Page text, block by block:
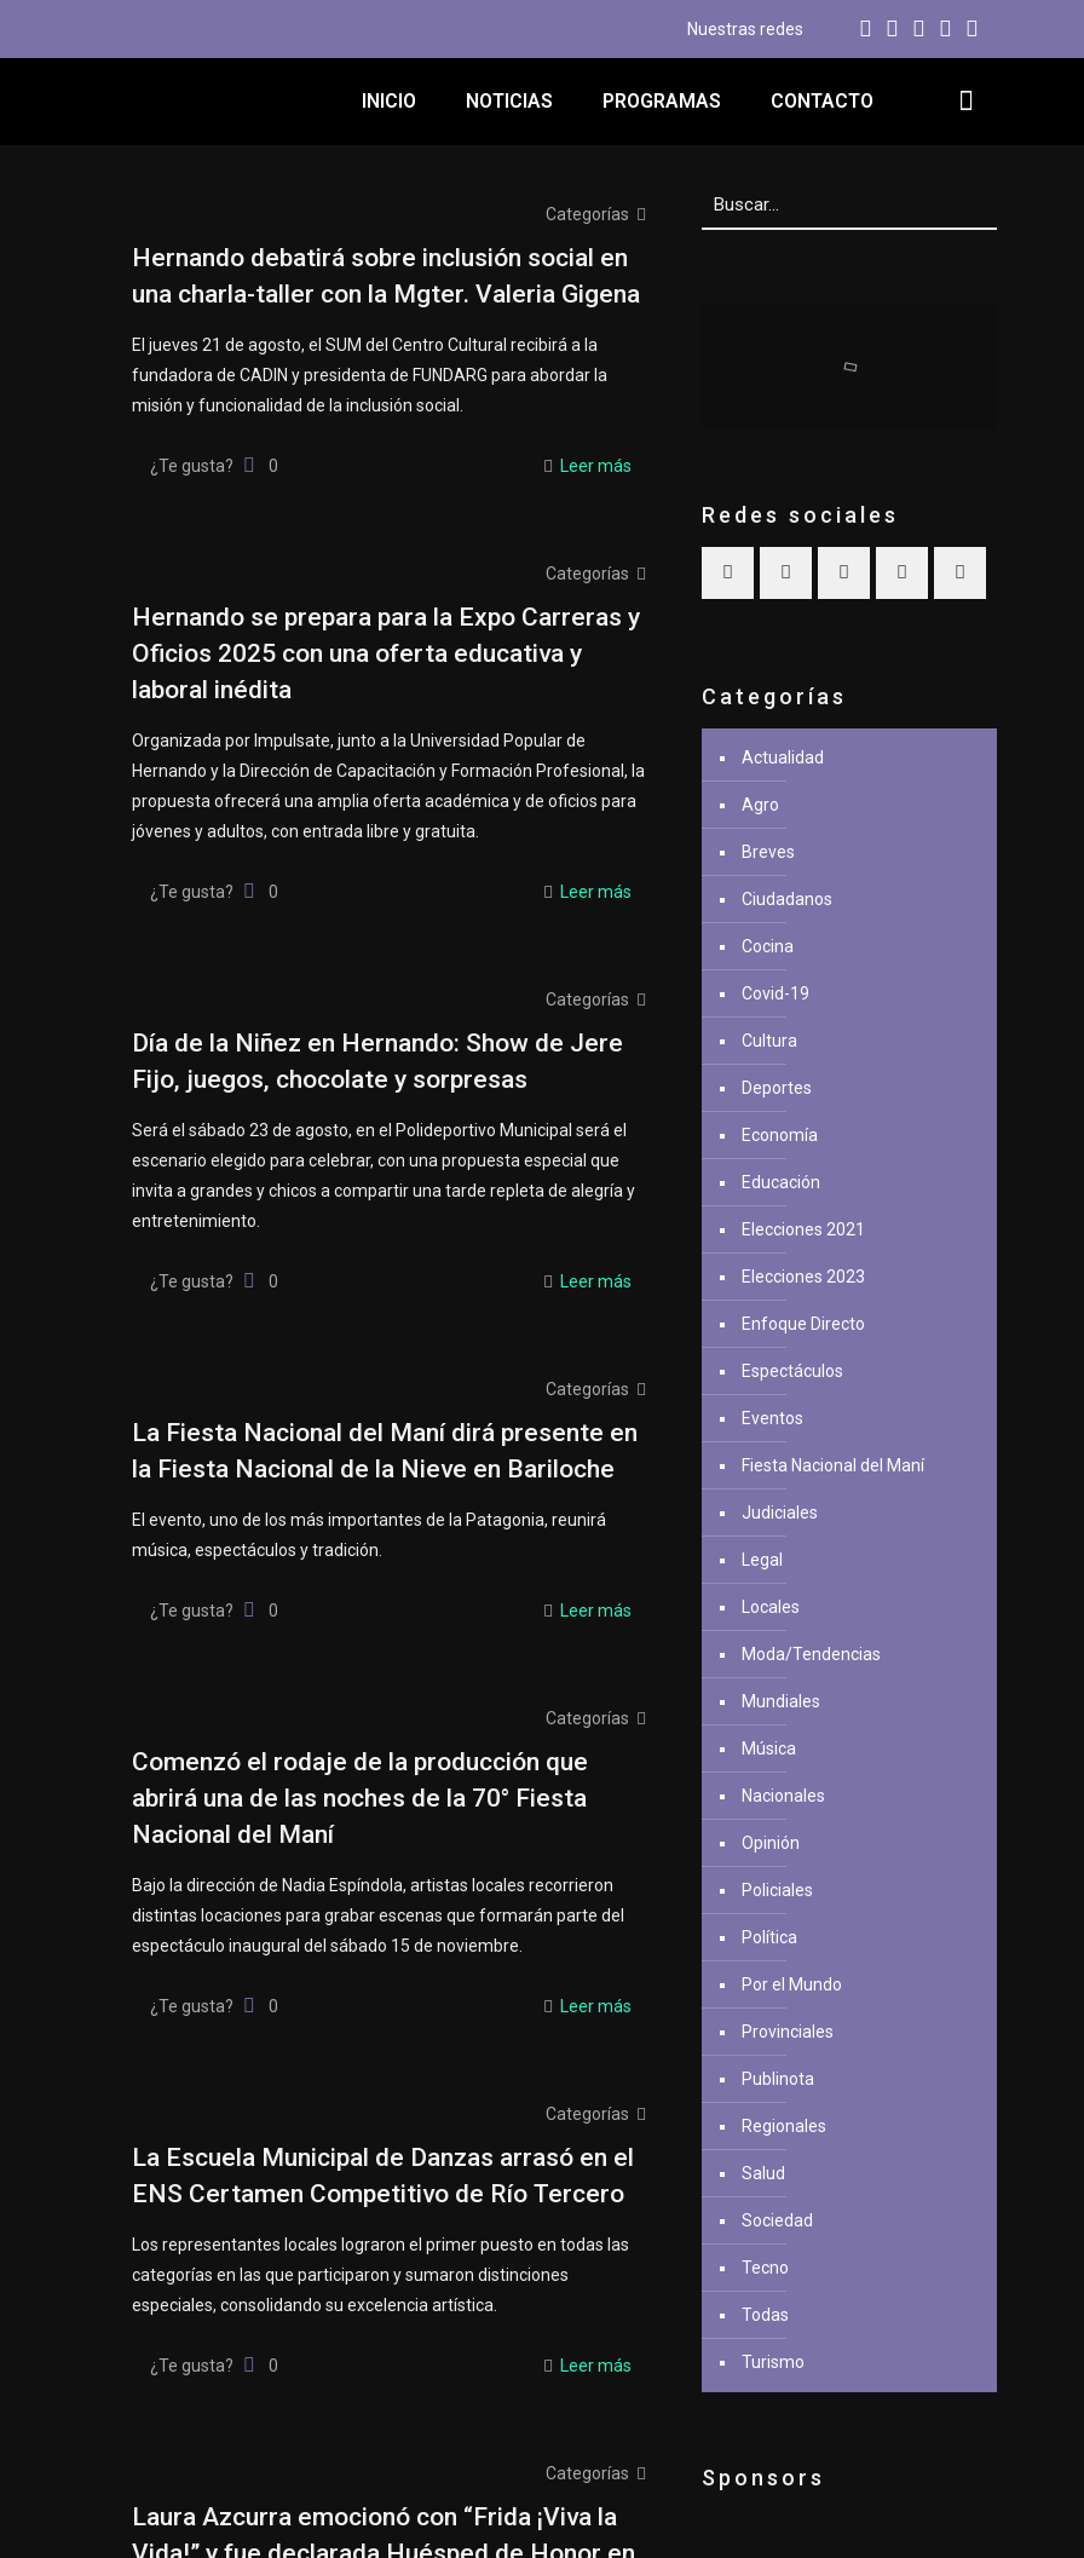
Nuestras redes
INICIO NOTICIAS PROGRAMAS CONTACTO
Categorías
Hernando debatirá sobre inclusión social en
una charla-taller con la Mgter. Valeria Gigena
El jueves 21 de agosto, el SUM del Centro Cultural recibirá a la
fundadora de CADIN y presidenta de FUNDARG para abordar la
misión y funcionalidad de la inclusión social.
¿Te gusta? 0 Leer más
Categorías
Hernando se prepara para la Expo Carreras y
Oficios 2025 con una oferta educativa y
laboral inédita
Organizada por Impulsate, junto a la Universidad Popular de
Hernando y la Dirección de Capacitación y Formación Profesional, la
propuesta ofrecerá una amplia oferta académica y de oficios para
jóvenes y adultos, con entrada libre y gratuita.
¿Te gusta? 0 Leer más
Categorías
Día de la Niñez en Hernando: Show de Jere
Fijo, juegos, chocolate y sorpresas
Será el sábado 23 de agosto, en el Polideportivo Municipal será el
escenario elegido para celebrar, con una propuesta especial que
invita a grandes y chicos a compartir una tarde repleta de alegría y
entretenimiento.
¿Te gusta? 0 Leer más
Categorías
La Fiesta Nacional del Maní dirá presente en
la Fiesta Nacional de la Nieve en Bariloche
El evento, uno de los más importantes de la Patagonia, reunirá
música, espectáculos y tradición.
¿Te gusta? 0 Leer más
Categorías
Comenzó el rodaje de la producción que
abrirá una de las noches de la 70° Fiesta
Nacional del Maní
Bajo la dirección de Nadia Espíndola, artistas locales recorrieron
distintas locaciones para grabar escenas que formarán parte del
espectáculo inaugural del sábado 15 de noviembre.
¿Te gusta? 0 Leer más
Categorías
La Escuela Municipal de Danzas arrasó en el
ENS Certamen Competitivo de Río Tercero
Los representantes locales lograron el primer puesto en todas las
categorías en las que participaron y sumaron distinciones
especiales, consolidando su excelencia artística.
¿Te gusta? 0 Leer más
Categorías
Laura Azcurra emocionó con “Frida ¡Viva la
Redes sociales
Categorías
Actualidad
Agro
Breves
Ciudadanos
Cocina
Covid-19
Cultura
Deportes
Economía
Educación
Elecciones 2021
Elecciones 2023
Enfoque Directo
Espectáculos
Eventos
Fiesta Nacional del Maní
Judiciales
Legal
Locales
Moda/Tendencias
Mundiales
Música
Nacionales
Opinión
Policiales
Política
Por el Mundo
Provinciales
Publinota
Regionales
Salud
Sociedad
Tecno
Todas
Turismo
Sponsors